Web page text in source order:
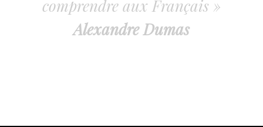
comprendre aux Français »
Alexandre Dumas